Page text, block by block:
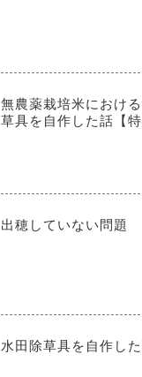
無農薬栽培米におけ
草具を自作した話【特
出穂していない問題
水田除草具を自作し